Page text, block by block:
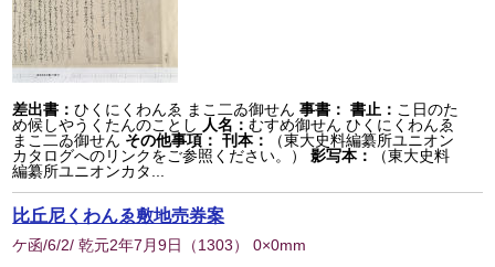
差出書：ひくにくわんゑ まこ二ゐ御せん 事書： 書止： こ日のた
め候しやうくたんのことし 人名：むすめ御せん ひくにくわんゑ
まこ二ゐ御せん その他事項： 刊本：
（東大史料編纂所ユニオン
カタログへのリンクをご参照ください。）
影写本：
（東大史料
編纂所ユニオンカタ...
比丘尼くわんゑ敷地売券案
ケ函/6/2/ 乾元2年7月9日 （1303） 0×0mm